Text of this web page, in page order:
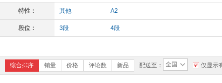
特性： 其他 A2
段位： 3段 4段
综合排序 销量 价格 评论数 新品 配送至： 全国 仅显示